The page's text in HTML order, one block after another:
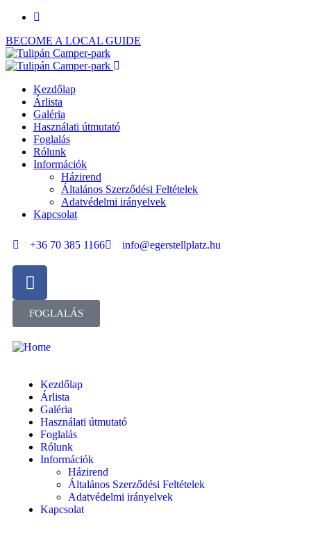
BECOME A LOCAL GUIDE
Kezdőlap
Árlista
Galéria
Használati útmutató
Foglalás
Rólunk
Információk
Házirend
Általános Szerződési Feltételek
Adatvédelmi irányelvek
Kapcsolat
+36 70 385 1166 info@egerstellplatz.hu
FOGLALÁS
Kezdőlap
Árlista
Galéria
Használati útmutató
Foglalás
Rólunk
Információk
Házirend
Általános Szerződési Feltételek
Adatvédelmi irányelvek
Kapcsolat